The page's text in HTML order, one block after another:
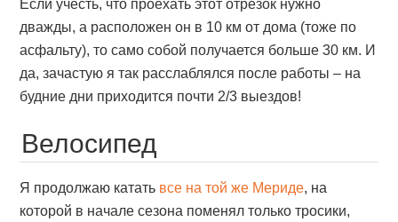
Если учесть, что проехать этот отрезок нужно
дважды, а расположен он в 10 км от дома (тоже по
асфальту), то само собой получается больше 30 км. И
да, зачастую я так расслаблялся после работы – на
будние дни приходится почти 2/3 выездов!
Велосипед
Я продолжаю катать все на той же Мериде, на
которой в начале сезона поменял только тросики,